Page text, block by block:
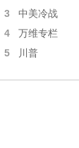
3 中美冷战
4 万维专栏
5 川普